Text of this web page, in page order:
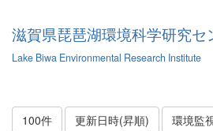
滋賀県琵琶湖環境科学研究セ
Lake Biwa Environmental Research Institute
100件 更新日時(昇順) 環境監